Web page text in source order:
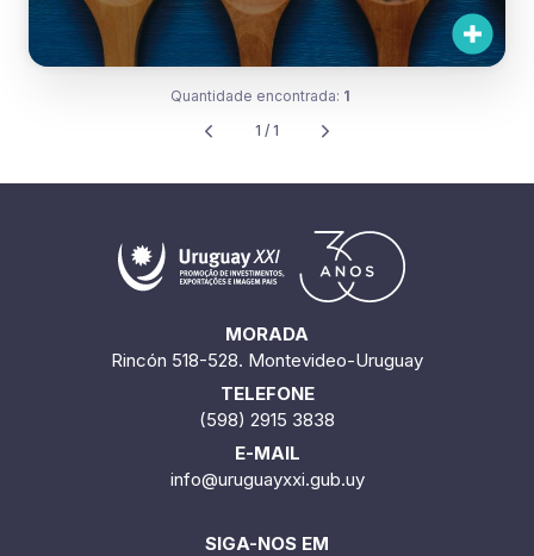
Quantidade encontrada: 1
1 / 1
MORADA
Rincón 518-528. Montevideo-Uruguay
TELEFONE
(598) 2915 3838
E-MAIL
info@uruguayxxi.gub.uy
SIGA-NOS EM